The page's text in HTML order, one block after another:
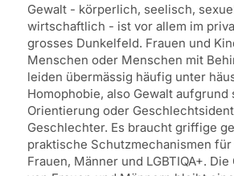
Gewalt - körperlich, seelisch,
wirtschaftlich - ist vor allem im
grosses Dunkelfeld. Frauen und
Menschen oder Menschen mit
leiden übermässig häufig unter
Homophobie, also Gewalt aufgrund
Orientierung oder
Geschlechter. Es braucht griffige
praktische Schutzmechanismen
Frauen, Männer und LGBTIQA+.